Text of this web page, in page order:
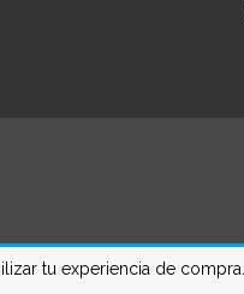
tu experiencia de compra.